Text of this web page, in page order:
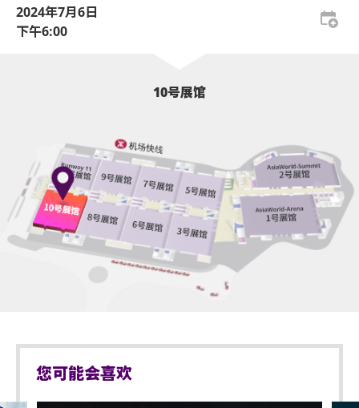
同时购买一张看顾人门票。入场时如亚博馆管理有限
公司工作人员要求查证，持有轮椅座位门票的人士必
入场，亚洲国际博览馆管理有限公司有权拒绝该人士
议，亚洲国际博览馆管理有限公司及主办机构保留最
终决定权。
*行动不便的证明指「残疾人士登记证」（肢体伤残类
别）或其他有效的医生证明文件以显示行动不便。
持票的轮椅人士若需要场馆职员协助入座，请在节目
前致电亚洲国际博览馆（+852-3606 8888）以便预先
安排。亦请轮椅人士提早到达演出场地，以便场馆职
座位观众年龄限制：只限5岁或以上。
不准携带外来食品及饮品进入亚洲国际博览馆。
体（如：气球）、任何危险品、武器、喷雾类或利器
等物品进入表演场内。
于亚洲国际博览馆范围内严禁携带及使用违禁药物。
于亚洲国际博览馆范围内严禁售卖或派发未获授权的
商品或其他物品。
不准站于座椅上。
严禁携带及发放烟花、烟火、或使用激光仪器。
不准携带及使用任何遥控飞行设备或玩具（如：模型
直升机、无人驾驶飞机）。
2024年7月6日
下午6:00
10号展馆
您可能会喜欢